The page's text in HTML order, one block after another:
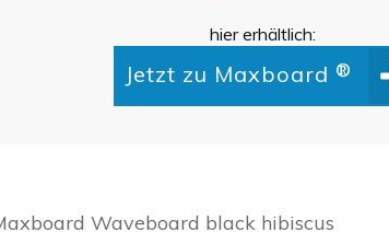
hier erhältlich:
Jetzt zu Maxboard ®